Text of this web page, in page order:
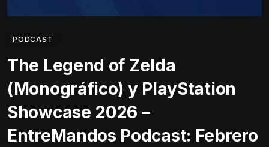
PODCAST
The Legend of Zelda
(Monográfico) y PlayStation
Showcase 2026 –
EntreMandos Podcast: Febrero